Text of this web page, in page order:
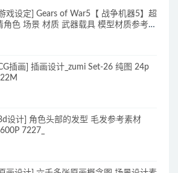
戏设定] Gears of War5【 战争机器5】超
角色 场景 材质 武器载具 模型材质参考图
插画] 插画设计_zumi Set-26 纯图 24p
设计] 角色头部的发型 毛发参考素材
7227_